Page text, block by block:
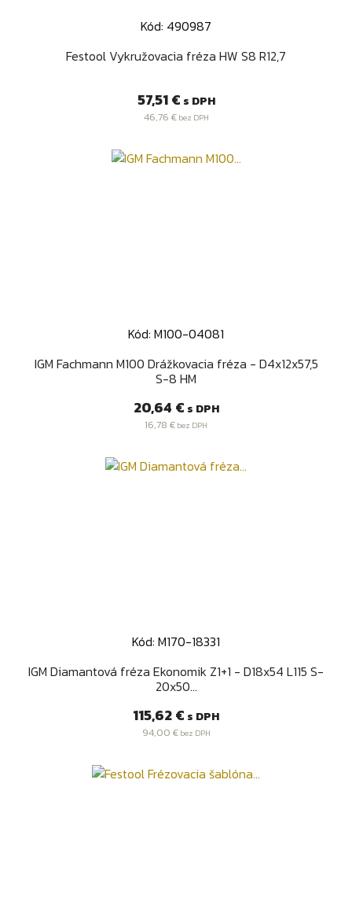
Kód: 490987
Festool Vykružovacia fréza HW S8 R12,7
Cena
57,51 € s DPH
46,76 €bez DPH
Kód: M100-04081
IGM Fachmann M100 Drážkovacia fréza - D4x12x57,5
S-8 HM
Cena
20,64 € s DPH
16,78 € bez DPH
Kód: M170-18331
IGM Diamantová fréza Ekonomik Z1+1 - D18x54 L115 S-
20x50...
Cena
115,62 € s DPH
94,00 €bez DPH